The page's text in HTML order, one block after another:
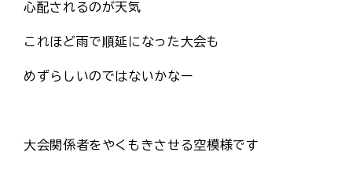
心配されるのが天気
これほど雨で順延になった大会も
めずらしいのではないかなー
大会関係者をやくもきさせる空模様です